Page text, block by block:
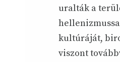
uralták a
kultúráját,
viszont